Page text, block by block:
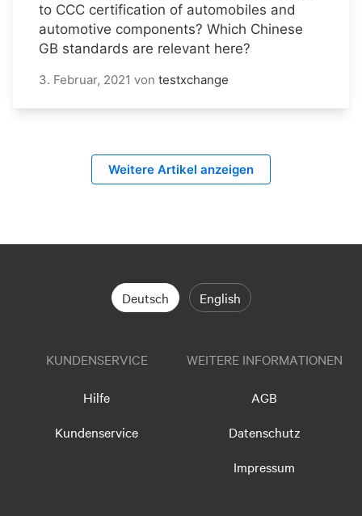
to CCC certification of automobiles and
automotive components? Which Chinese
GB standards are relevant here?
3. Februar, 2021 von testxchange
Weitere Artikel anzeigen
Deutsch English
KUNDENSERVICE
Hilfe
Kundenservice
WEITERE INFORMATIONEN
AGB
Datenschutz
Impressum